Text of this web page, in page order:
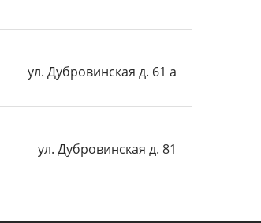
ул. Дубровинская д. 61 а
ул. Дубровинская д. 81